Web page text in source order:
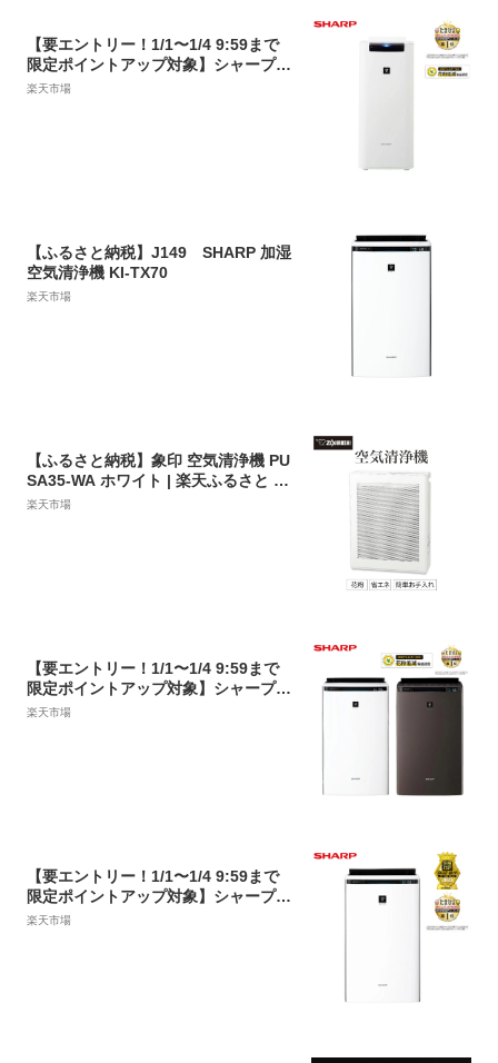
【要エントリー！1/1〜1/4 9:59まで
限定ポイントアップ対象】シャープ
加湿清浄機 KI-RS40-W プラズマクラ
楽天市場
【ふるさと納税】J149 SHARP 加湿
空気清浄機 KI-TX70
楽天市場
【ふるさと納税】象印 空気清浄機 PU
SA35-WA ホワイト | 楽天ふるさと 納
税 お礼の品 返礼品 大阪府 大阪 大東
楽天市場
【要エントリー！1/1〜1/4 9:59まで
限定ポイントアップ対象】シャープ
加湿清浄機 KI-PX75-Wホワイト系/KI-
楽天市場
【要エントリー！1/1〜1/4 9:59まで
限定ポイントアップ対象】シャープ
加湿空気清浄機 KI-PX100-W プラズ
楽天市場